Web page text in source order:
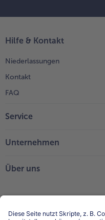
Hilfe & Kontakt
Niederlassungen
Kontakt
FAQ
Service
Unternehmen
Über uns